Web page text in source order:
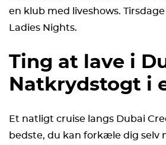
en klub med liveshows.
Ladies Nights.
Ting at lave i
Natkrydstogt i
Et natligt cruise langs Dubai
bedste, du kan forkæle dig selv